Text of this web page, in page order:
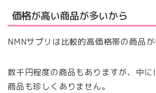
価格が高い商品が多いから
NMNサプリは比較的高価格帯の商品が
数千円程度の商品もありますが、中
商品も珍しくありません。